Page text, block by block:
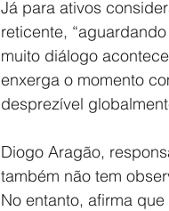
Já para ativos
reticente,
muito diálogo
enxerga o momento
desprezível
Diogo Aragão,
também não tem
No entanto, afirma